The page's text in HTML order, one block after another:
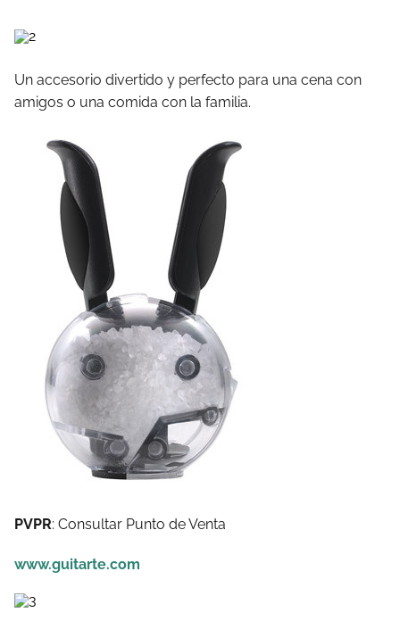
Un accesorio divertido y perfecto para una cena con
amigos o una comida con la familia.
PVPR: Consultar Punto de Venta
www.guitarte.com